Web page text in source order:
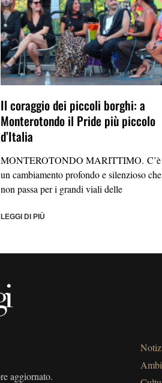
Il coraggio dei piccoli borghi: a
Monterotondo il Pride più piccolo
d’Italia
MONTEROTONDO MARITTIMO. C’è
un cambiamento profondo e silenzioso che
non passa per i grandi viali delle
LEGGI DI PIÙ
aggiornato.